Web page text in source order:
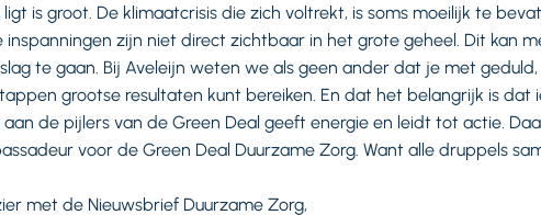
is groot. De klimaatcrisis die zich voltrekt, is soms moeilijk te
inspanningen zijn niet direct zichtbaar in het grote geheel. Dit kan
te gaan. Bij Aveleijn weten we als geen ander dat je met geduld,
grootse resultaten kunt bereiken. En dat het belangrijk is dat
de pijlers van de Green Deal geeft energie en leidt tot actie.
voor de Green Deal Duurzame Zorg. Want alle druppels
met de Nieuwsbrief Duurzame Zorg,